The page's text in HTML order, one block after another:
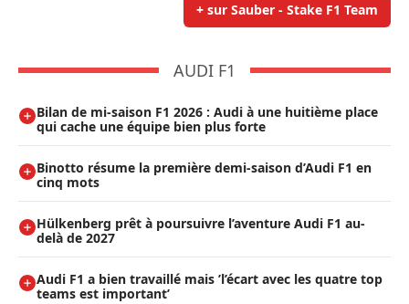
+ sur Sauber - Stake F1 Team
AUDI F1
Bilan de mi-saison F1 2026 : Audi à une huitième place
qui cache une équipe bien plus forte
Binotto résume la première demi-saison d’Audi F1 en
cinq mots
Hülkenberg prêt à poursuivre l’aventure Audi F1 au-
delà de 2027
Audi F1 a bien travaillé mais ’l’écart avec les quatre top
teams est important’